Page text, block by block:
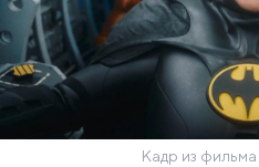
Кадр из